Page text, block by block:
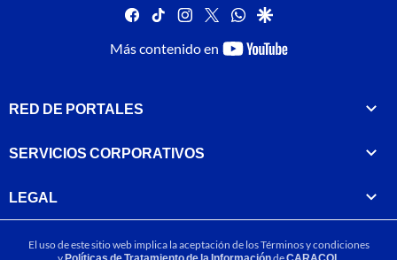
facebook
tiktok instagram
twitterwhatsapp
google
Más contenido en
youtube-
RED DE PORTALES
SERVICIOS CORPORATIVOS
LEGAL
El uso de este sitio web implica la aceptación de losTérminos y condiciones